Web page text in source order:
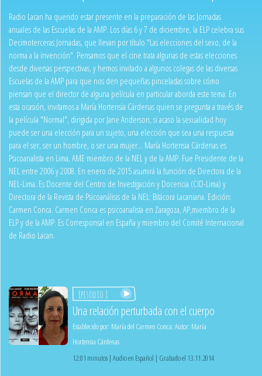
Radio Lacan ha querido estar presente en la preparación de las Jornadas
anuales de las Escuelas de la AMP. Los días 6 y 7 de diciembre, la ELP celebra sus
Decimoterceras Jornadas, que llevan por título "Las elecciones del sexo, de la
norma a la invención". Pensamos que el cine trata algunas de estas elecciones
desde diversas perspectivas, y hemos invitado a algunos colegas de las diversas
Escuelas de la AMP para que nos den pequeñas pinceladas sobre cómo
piensan que el director de alguna película en particular aborda este tema. En
esta ocasión, invitamos a María Hortensia Cárdenas quien se pregunta a través de
la película "Normal", dirigida por Jane Anderson, si acaso la sexualidad hoy
puede ser una elección para un sujeto, una elección que sea una respuesta
para el ser, ser un hombre, o ser una mujer… María Hortensia Cárdenas es
Psicoanalista en Lima, AME miembro de la NEL y de la AMP. Fue Presidente de la
NEL entre 2006 y 2008. En enero de 2015 asumirá la función de Directora de la
NEL-Lima. Es Docente del Centro de Investigación y Docencia (CID-Lima) y
Directora de la Revista de Psicoanálisis de la NEL: Bitácora Lacaniana. Edición:
Carmen Conca. Carmen Conca es psicoanalista en Zaragoza, AP,miembro de la
ELP y de la AMP. Es Corresponsal en España y miembro del Comité Internacional
de Radio Lacan.
Episodio 1
Una relación perturbada con el cuerpo
Establecido por: María del Carmen Conca;Autor: María
Hortensia Cárdenas
12:01 minutos | Audio en Español | Grabado el 13.11.2014